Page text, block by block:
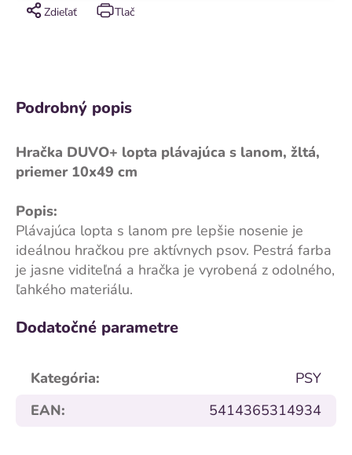
Tlač
Zdieľať
Podrobný popis
Hračka DUVO+ lopta plávajúca s lanom, žltá,
priemer 10x49 cm
Popis:
Plávajúca lopta s lanom pre lepšie nosenie je
ideálnou hračkou pre aktívnych psov. Pestrá farba
je jasne viditeľná a hračka je vyrobená z odolného,
ľahkého materiálu.
Dodatočné parametre
Kategória:
PSY
EAN: 5414365314934